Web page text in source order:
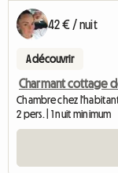
42 € / nuit
A découvrir
Charmant cottage
Chambre chez
2 pers. | 1 nuit minimum